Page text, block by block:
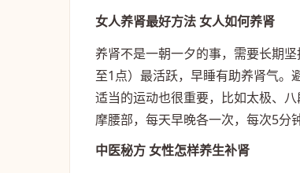
女人养肾最好方法 女人如何养肾
养肾不是一朝一夕的事，需要长期
至1点）最活跃，早睡有助养肾气。
适当的运动也很重要，比如太极、
摩腰部，每天早晚各一次，每次5分
中医秘方 女性怎样养生补肾